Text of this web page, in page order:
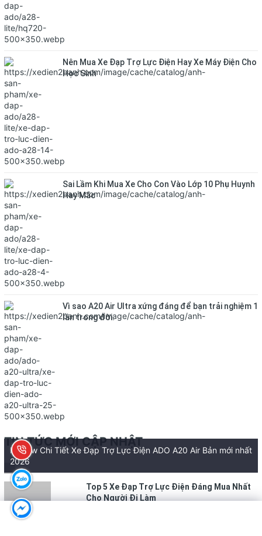
Nên Mua Xe Đạp Trợ Lực Điện Hay Xe Máy Điện Cho
Học Sinh
Sai Lầm Khi Mua Xe Cho Con Vào Lớp 10 Phụ Huynh
Hay Mắc
Vì sao A20 Air Ultra xứng đáng để bạn trải nghiệm 1
lần trong đời.
TIN TỨC MỚI CẬP NHẬT
Review Chi Tiết Xe Đạp Trợ Lực Điện ADO A20 Air Bản mới nhất
2026
Top 5 Xe Đạp Trợ Lực Điện Đáng Mua Nhất
Cho Người Đi Làm